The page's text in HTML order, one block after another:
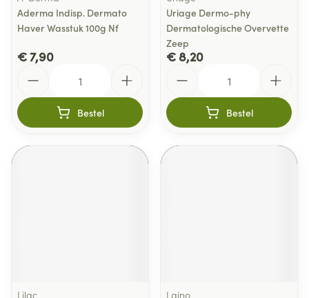
Aderma Indisp. Dermato
Haver Wasstuk 100g Nf
€ 7,90
Bestel
Uriage Dermo-phy
Dermatologische Overvette
Zeep
€ 8,20
Bestel
Lilac Laino